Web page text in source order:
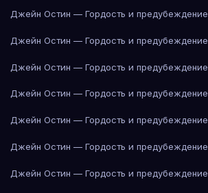
Джейн Остин — Гордость и предубеждение
Джейн Остин — Гордость и предубеждение
Джейн Остин — Гордость и предубеждение
Джейн Остин — Гордость и предубеждение
Джейн Остин — Гордость и предубеждение
Джейн Остин — Гордость и предубеждение
Джейн Остин — Гордость и предубеждение